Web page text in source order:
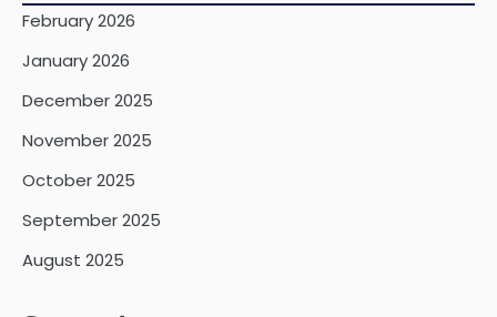
February 2026
January 2026
December 2025
November 2025
October 2025
September 2025
August 2025